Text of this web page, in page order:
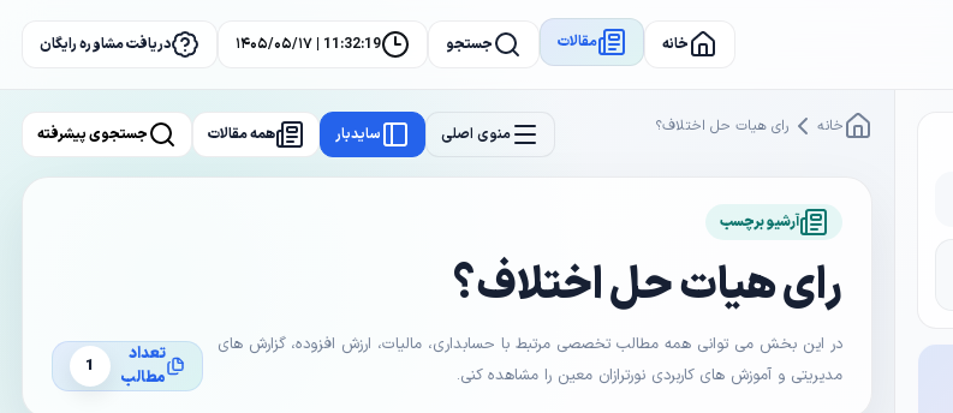
خانه مقالات جستجو 11:32:19 | ۱۴۰۵/۰۵/۱۷ دریافت مشاوره رایگان
خانه رای هیات حل اختلاف؟ منوی اصلی سایدبار همه مقالات جستجوی پیشرفته
آرشیو برچسب
رای هیات حل اختلاف؟
در این بخش می توانی همه مطالب تخصصی مرتبط با حسابداری، مالیات، ارزش افزوده، گزارش های
مدیریتی و آموزش های کاربردی نورترازان معین را مشاهده کنی.
تعداد
مطالب
1